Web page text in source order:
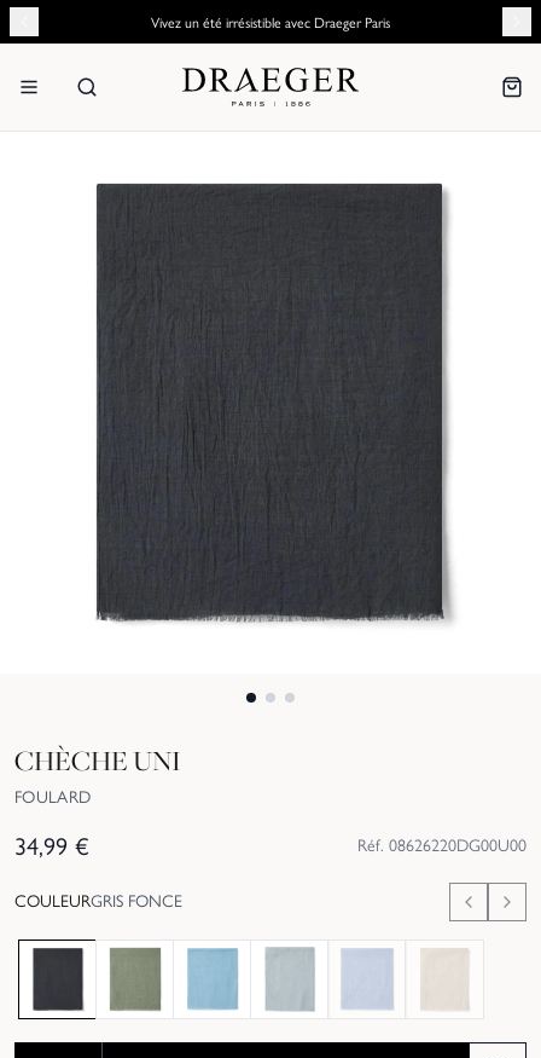
Vivez un été irrésistible avec Draeger Paris
CHÈCHE UNI
FOULARD
34,99 € Réf. 08626220DG00U00
COULEURGRIS FONCE